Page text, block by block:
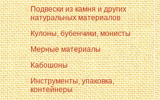
Подвески из камня и других
натуральных материалов
Кулоны, бубенчики, монисты
Мерные материалы
Кабошоны
Инструменты, упаковка,
контейнеры